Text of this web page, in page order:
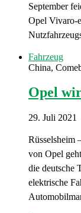
September
Opel Vivaro-
Fahrzeug
China,
Opel
29. Juli 2021
Rüsselsheim
von Opel
die deutsche
elektrische